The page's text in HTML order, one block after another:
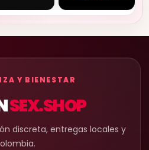
Y BIENESTAR
SEX.SHOP
discreta, entregas locales y